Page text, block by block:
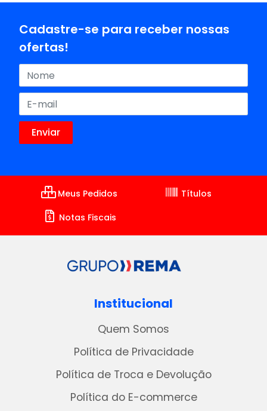
Cadastre-se para receber nossas
ofertas!
Meus Pedidos
Títulos
Notas Fiscais
Institucional
Quem Somos
Política de Privacidade
Política de Troca e Devolução
Política do E-commerce